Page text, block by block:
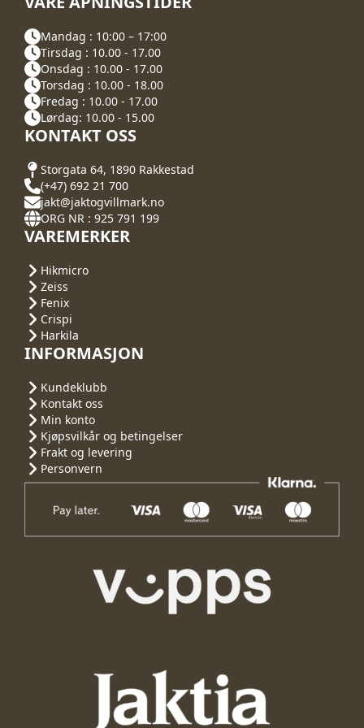
Mandag : 10:00 – 17:00
Tirsdag : 10.00 - 17.00
Onsdag : 10.00 - 17.00
Torsdag : 10.00 - 18.00
Fredag : 10.00 - 17.00
Lørdag: 10.00 - 15.00
KONTAKT OSS
Storgata 64, 1890 Rakkestad
(+47) 692 21 700
jakt@jaktogvillmark.no
ORG NR : 925 791 199
VAREMERKER
Hikmicro
Zeiss
Fenix
Crispi
Harkila
INFORMASJON
Kundeklubb
Kontakt oss
Min konto
Kjøpsvilkår og betingelser
Frakt og levering
Personvern